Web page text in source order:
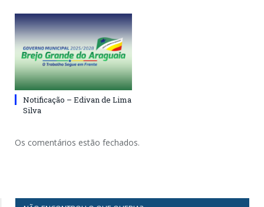
Notificação – Edivan de Lima
Silva
Os comentários estão fechados.